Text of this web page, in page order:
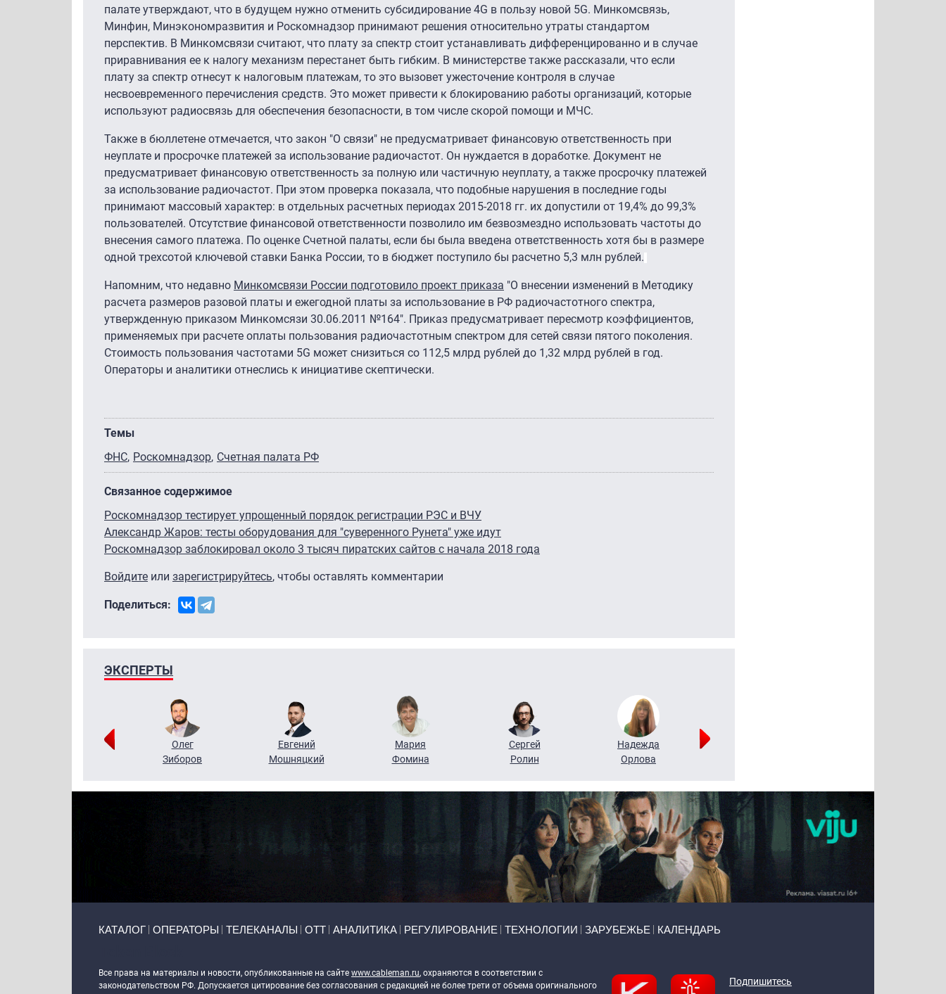
палате утверждают, что в будущем нужно отменить субсидирование 4G в пользу новой 5G. Минкомсвязь,
Минфин, Минэкономразвития и Роскомнадзор принимают решения относительно утраты стандартом
перспектив. В Минкомсвязи считают, что плату за спектр стоит устанавливать дифференцированно и в случае
приравнивания ее к налогу механизм перестанет быть гибким. В министерстве также рассказали, что если
плату за спектр отнесут к налоговым платежам, то это вызовет ужесточение контроля в случае
несвоевременного перечисления средств. Это может привести к блокированию работы организаций, которые
используют радиосвязь для обеспечения безопасности, в том числе скорой помощи и МЧС.
Также в бюллетене отмечается, что закон "О связи" не предусматривает финансовую ответственность при
неуплате и просрочке платежей за использование радиочастот. Он нуждается в доработке. Документ не
предусматривает финансовую ответственность за полную или частичную неуплату, а также просрочку платежей
за использование радиочастот. При этом проверка показала, что подобные нарушения в последние годы
принимают массовый характер: в отдельных расчетных периодах 2015-2018 гг. их допустили от 19,4% до 99,3%
пользователей. Отсутствие финансовой ответственности позволило им безвозмездно использовать частоты до
внесения самого платежа. По оценке Счетной палаты, если бы была введена ответственность хотя бы в размере
одной трехсотой ключевой ставки Банка России, то в бюджет поступило бы расчетно 5,3 млн рублей.
Напомним, что недавно Минкомсвязи России подготовило проект приказа "О внесении изменений в Методику
расчета размеров разовой платы и ежегодной платы за использование в РФ радиочастотного спектра,
утвержденную приказом Минкомсязи 30.06.2011 №164". Приказ предусматривает пересмотр коэффициентов,
применяемых при расчете оплаты пользования радиочастотным спектром для сетей связи пятого поколения.
Стоимость пользования частотами 5G может снизиться со 112,5 млрд рублей до 1,32 млрд рублей в год.
Операторы и аналитики отнеслись к инициативе скептически.
Темы
ФНС Роскомнадзор Счетная палата РФ
Связанное содержимое
Роскомнадзор тестирует упрощенный порядок регистрации РЭС и ВЧУ
Александр Жаров: тесты оборудования для "суверенного Рунета" уже идут
Роскомнадзор заблокировал около 3 тысяч пиратских сайтов с начала 2018 года
Войдите или зарегистрируйтесь, чтобы оставлять комментарии
Поделиться:
ЭКСПЕРТЫ
Олег
Зиборов
Евгений
Мошняцкий
Мария
Фомина
Сергей
Ролин
Надежда
Орлова
КАТАЛОГ ОПЕРАТОРЫ ТЕЛЕКАНАЛЫ ОТТ АНАЛИТИКА РЕГУЛИРОВАНИЕ ТЕХНОЛОГИИ ЗАРУБЕЖЬЕ КАЛЕНДАРЬ
Все права на материалы и новости, опубликованные на сайте www.cableman.ru, охраняются в соответствии с
законодательством РФ. Допускается цитирование без согласования с редакцией не более трети от объема оригинального
Подпишитесь